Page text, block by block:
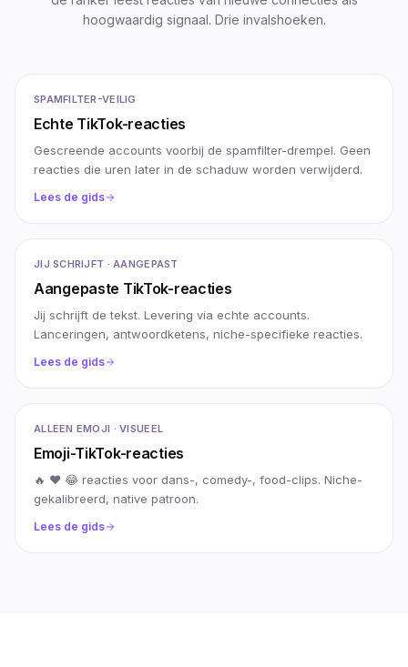
hoogwaardig signaal. Drie invalshoeken.
SPAMFILTER-VEILIG
Echte TikTok-reacties
Gescreende accounts voorbij de spamfilter-drempel. Geen
reacties die uren later in de schaduw worden verwijderd.
Lees de gids
JIJ SCHRIJFT · AANGEPAST
Aangepaste TikTok-reacties
Jij schrijft de tekst. Levering via echte accounts.
Lanceringen, antwoordketens, niche-specifieke reacties.
Lees de gids
ALLEEN EMOJI · VISUEEL
Emoji-TikTok-reacties
🔥 ❤ 😂 reacties voor dans-, comedy-, food-clips. Niche-
gekalibreerd, native patroon.
Lees de gids